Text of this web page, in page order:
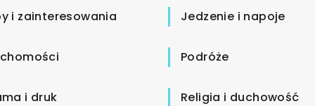
i zainteresowania Jedzenie i napoje
Podróże
i druk Religia i duchowość